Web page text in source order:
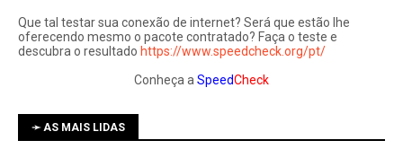
Que tal testar sua conexão de internet? Será que estão lhe
oferecendo mesmo o pacote contratado? Faça o teste e
descubra o resultado https://www.speedcheck.org/pt/
Conheça a SpeedCheck
➛ AS MAIS LIDAS